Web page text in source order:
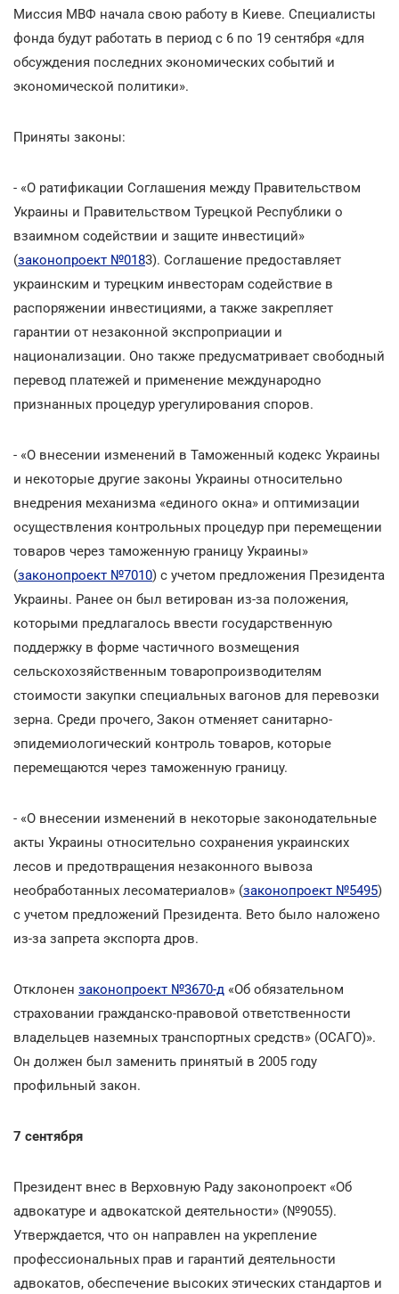
Миссия МВФ начала свою работу в Киеве. Специалисты
фонда будут работать в период с 6 по 19 сентября «для
обсуждения последних экономических событий и
экономической политики».
Приняты законы:
- «О ратификации Соглашения между Правительством
Украины и Правительством Турецкой Республики о
взаимном содействии и защите инвестиций»
(законопроект №0183). Соглашение предоставляет
украинским и турецким инвесторам содействие в
распоряжении инвестициями, а также закрепляет
гарантии от незаконной экспроприации и
национализации. Оно также предусматривает свободный
перевод платежей и применение международно
признанных процедур урегулирования споров.
- «О внесении изменений в Таможенный кодекс Украины
и некоторые другие законы Украины относительно
внедрения механизма «единого окна» и оптимизации
осуществления контрольных процедур при перемещении
товаров через таможенную границу Украины»
(законопроект №7010) с учетом предложения Президента
Украины. Ранее он был ветирован из-за положения,
которыми предлагалось ввести государственную
поддержку в форме частичного возмещения
сельскохозяйственным товаропроизводителям
стоимости закупки специальных вагонов для перевозки
зерна. Среди прочего, Закон отменяет санитарно-
эпидемиологический контроль товаров, которые
перемещаются через таможенную границу.
- «О внесении изменений в некоторые законодательные
акты Украины относительно сохранения украинских
лесов и предотвращения незаконного вывоза
необработанных лесоматериалов» (законопроект №5495)
с учетом предложений Президента. Вето было наложено
из-за запрета экспорта дров.
Отклонен законопроект №3670-д «Об обязательном
страховании гражданско-правовой ответственности
владельцев наземных транспортных средств» (ОСАГО)».
Он должен был заменить принятый в 2005 году
профильный закон.
7 сентября
Президент внес в Верховную Раду законопроект «Об
адвокатуре и адвокатской деятельности» (№9055).
Утверждается, что он направлен на укрепление
профессиональных прав и гарантий деятельности
адвокатов, обеспечение высоких этических стандартов и